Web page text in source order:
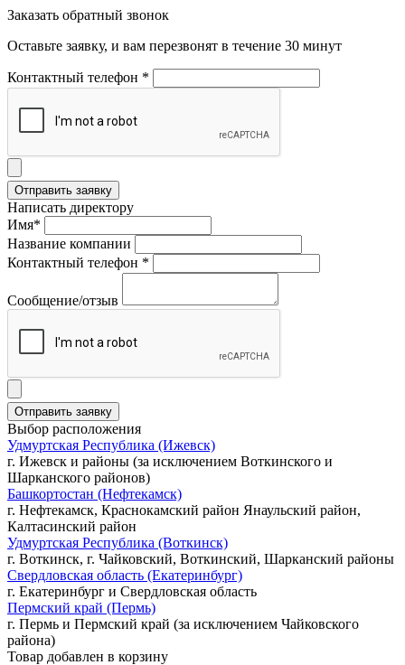
Заказать обратный звонок
Оставьте заявку, и вам перезвонят в течение 30 минут
Контактный телефон *
Написать директору
Имя*
Название компании
Контактный телефон *
Сообщение/отзыв
Выбор расположения
Удмуртская Республика (Ижевск)
г. Ижевск и районы (за исключением Воткинского и
Шарканского районов)
Башкортостан (Нефтекамск)
г. Нефтекамск, Краснокамский район Янаульский район,
Калтасинский район
Удмуртская Республика (Воткинск)
г. Воткинск, г. Чайковский, Воткинский, Шарканский районы
Свердловская область (Екатеринбург)
г. Екатеринбург и Свердловская область
Пермский край (Пермь)
г. Пермь и Пермский край (за исключением Чайковского
района)
Товар добавлен в корзину